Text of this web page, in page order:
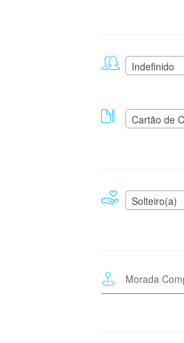
Indefinido
Cartão de
Solteiro(a)